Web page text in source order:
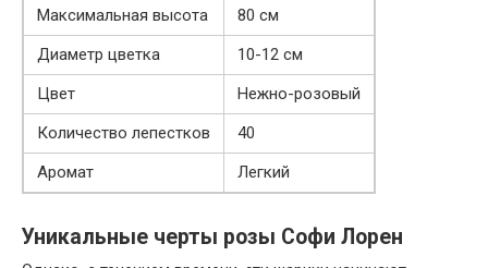
Максимальная высота
80 см
Диаметр цветка
10-12 см
Цвет
Нежно-розовый
Количество лепестков
40
Аромат
Легкий
Уникальные черты розы Софи Лорен